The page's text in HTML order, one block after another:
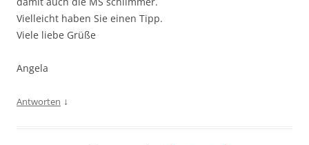
Vielleicht haben Sie einen Tipp.
Viele liebe Grüße
Angela
Antworten ↓